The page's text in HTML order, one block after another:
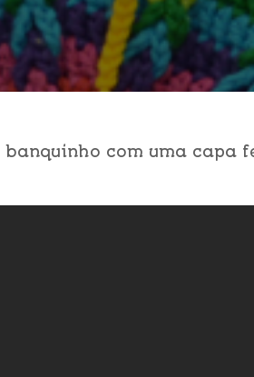
com uma capa